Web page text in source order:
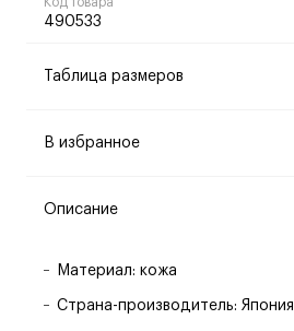
490533
Таблица размеров
В избранное
Описание
Материал: кожа
Страна-производитель: Япония